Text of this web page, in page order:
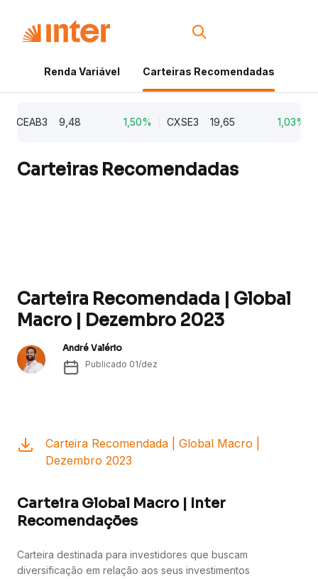
Renda Variável Carteiras Recomendadas
CEAB3 9,48 1,50% CXSE3 19,65 1,03%
Carteiras Recomendadas
Carteira Recomendada | Global
Macro | Dezembro 2023
André Valério
Publicado 01/dez
Carteira Recomendada | Global Macro |
Dezembro 2023
Carteira Global Macro | Inter
Recomendações
Carteira destinada para investidores que buscam
diversificação em relação aos seus investimentos